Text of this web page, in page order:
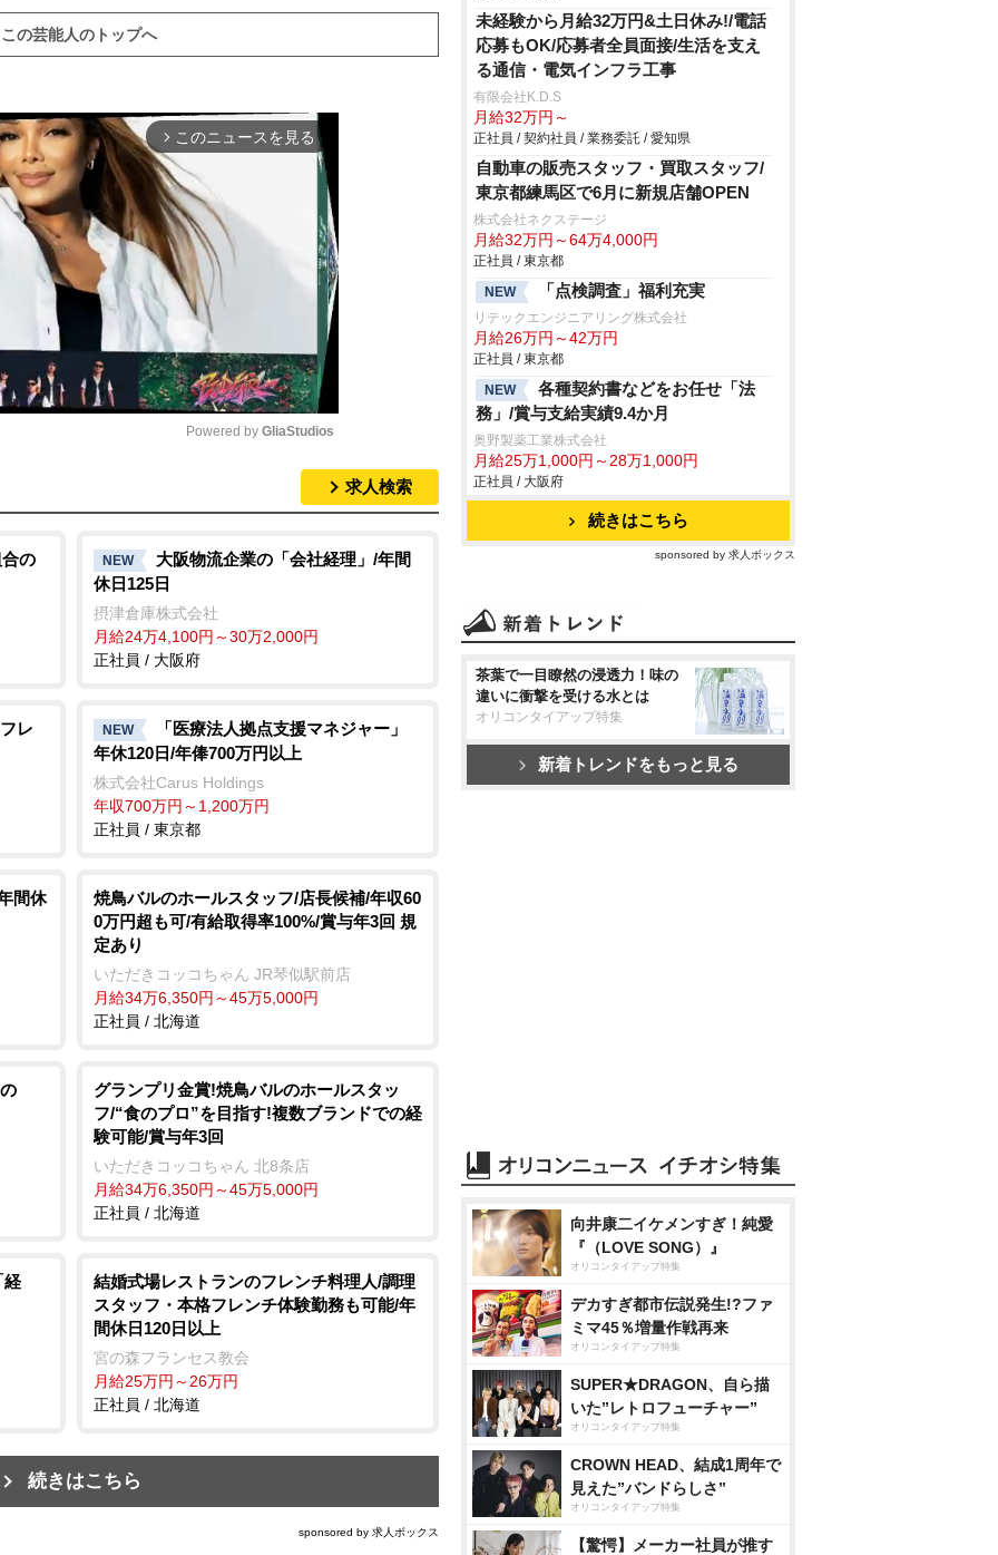
この芸能人のトップへ
arrow_forward_ios このニュースを見る
t
Powered by GliaStudios
求人検索
の NEW
大阪物流企業の「会社経理」/年間
休日125日
摂津倉庫株式会社
月給24万4,100円～30万2,000円
正社員 / 大阪府
レ NEW
「医療法人拠点支援マネジャー」
年休120日/年俸700万円以上
株式会社Carus Holdings
年収700万円～1,200万円
正社員 / 東京都
間休
焼鳥バルのホールスタッフ/店長候補/年収60
0万円超も可/有給取得率100%/賞与年3回 規
定あり
いただきコッコちゃん JR琴似駅前店
月給34万6,350円～45万5,000円
正社員 / 北海道
グランプリ金賞!焼鳥バルのホールスタッ
フ/“食のプロ”を目指す!複数ブランドでの経
験可能/賞与年3回
いただきコッコちゃん 北8条店
月給34万6,350円～45万5,000円
正社員 / 北海道
経
結婚式場レストランのフレンチ料理人/調理
スタッフ・本格フレンチ体験勤務も可能/年
間休日120日以上
宮の森フランセス教会
月給25万円～26万円
正社員 / 北海道
続きはこちら
sponsored by 求人ボックス
未経験から月給32万円&土日休み!/電話
応募もOK/応募者全員面接/生活を支え
る通信・電気インフラ工事
有限会社K.D.S
月給32万円～
正社員 / 契約社員 / 業務委託 / 愛知県
自動車の販売スタッフ・買取スタッフ/
東京都練馬区で6月に新規店舗OPEN
株式会社ネクステージ
月給32万円～64万4,000円
正社員 / 東京都
NEW
「点検調査」福利充実
リテックエンジニアリング株式会社
月給26万円～42万円
正社員 / 東京都
NEW
各種契約書などをお任せ「法
務」/賞与支給実績9.4か月
奥野製薬工業株式会社
月給25万1,000円～28万1,000円
正社員 / 大阪府
続きはこちら
sponsored by 求人ボックス
茶葉で一目瞭然の浸透力！味の
違いに衝撃を受ける水とは
オリコンタイアップ特集
新着トレンドをもっと見る
向井康二イケメンすぎ！純愛
『（LOVE SONG）』
オリコンタイアップ特集
デカすぎ都市伝説発生!?ファ
ミマ45％増量作戦再来
オリコンタイアップ特集
SUPER★DRAGON、自ら描
いた”レトロフューチャー”
オリコンタイアップ特集
CROWN HEAD、結成1周年で
見えた”バンドらしさ”
オリコンタイアップ特集
【驚愕】メーカー社員が推す